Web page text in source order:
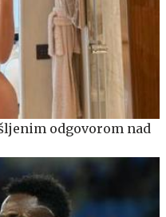
odgovorom nad